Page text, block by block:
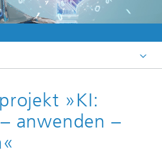
»KI:
anwenden –